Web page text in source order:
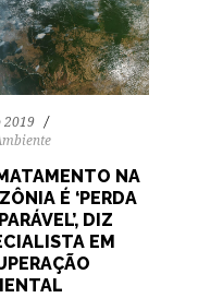
2019
NA
É ‘PERDA
DIZ
EM